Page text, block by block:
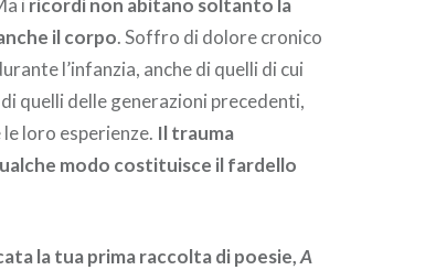
il corpo. Soffro di dolore cronico
l’infanzia, anche di quelli di cui
quelli delle generazioni precedenti,
loro esperienze. Il trauma
modo costituisce il fardello
la tua prima raccolta di poesie,A